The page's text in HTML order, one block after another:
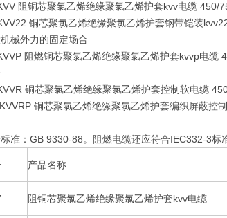
阻铜芯聚氯乙烯绝缘聚氯乙烯护套kvv电缆
铜芯聚氯乙烯绝缘聚氯乙烯护套钢带铠装
机械外力的固定场合
阻燃铜芯聚氯乙烯绝缘聚氯乙烯护套kvvp电
铜芯聚氯乙烯绝缘聚氯乙烯护套控制软电缆
铜芯聚氯乙烯绝缘聚氯乙烯护套编织屏蔽控
准：GB 9330-88。阻燃电缆还应符合IEC332-3标
产品名称
阻铜芯聚氯乙烯绝缘聚氯乙烯护套kvv电缆